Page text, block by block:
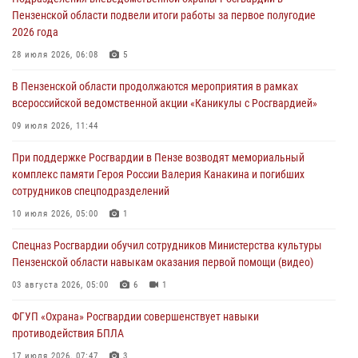
05 августа 2026, 06:15
В Пензе сотрудники Росгвардии оказали помощь
дезориентированному пенсионеру
В Пензе при силовой поддержке Росгвардии пресечена
деятельность ОПГ, маскировавшейся под реабилитационный центр
04 августа 2026, 07:05 4
В Управлении Росгвардии по Пензенской области подвели итоги
работы за первое полугодие 2026 года
Пензенской области подвели итоги работы за первое полугодие
2026 года
28 июля 2026, 06:08 5
В Пензенской области продолжаются мероприятия в рамках
всероссийской ведомственной акции «Каникулы с Росгвардией»
09 июля 2026, 11:44
При поддержке Росгвардии в Пензе возводят мемориальный
комплекс памяти Героя России Валерия Канакина и погибших
сотрудников спецподразделений
10 июля 2026, 05:00 1
Спецназ Росгвардии обучил сотрудников Министерства культуры
Пензенской области навыкам оказания первой помощи (видео)
03 августа 2026, 05:00 6 1
ФГУП «Охрана» Росгвардии совершенствует навыки
противодействия БПЛА